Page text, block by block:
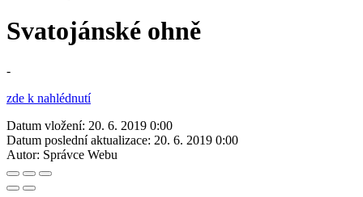
Svatojánské ohně
-
zde k nahlédnutí
Datum vložení: 20. 6. 2019 0:00
Datum poslední aktualizace: 20. 6. 2019 0:00
Autor: Správce Webu